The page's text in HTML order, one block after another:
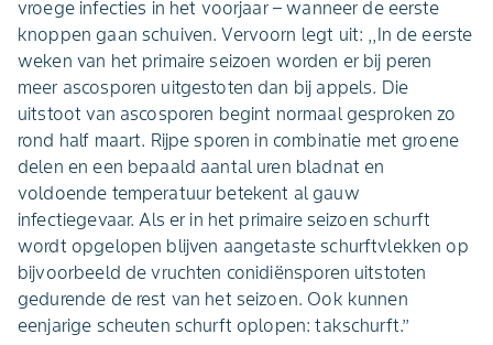
vroege infecties in het voorjaar – wanneer de eerste
knoppen gaan schuiven. Vervoorn legt uit: ,,In de eerste
weken van het primaire seizoen worden er bij peren
meer ascosporen uitgestoten dan bij appels. Die
uitstoot van ascosporen begint normaal gesproken zo
rond half maart. Rijpe sporen in combinatie met groene
delen en een bepaald aantal uren bladnat en
voldoende temperatuur betekent al gauw
infectiegevaar. Als er in het primaire seizoen schurft
wordt opgelopen blijven aangetaste schurftvlekken op
bijvoorbeeld de vruchten conidiënsporen uitstoten
gedurende de rest van het seizoen. Ook kunnen
eenjarige scheuten schurft oplopen: takschurft.’’